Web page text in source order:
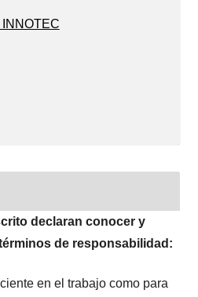
INNOTEC
declaran conocer y
de responsabilidad:
en el trabajo como para